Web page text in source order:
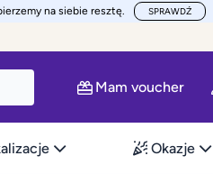
na siebie resztę. SPRAWDŹ
Mam voucher
Okazje